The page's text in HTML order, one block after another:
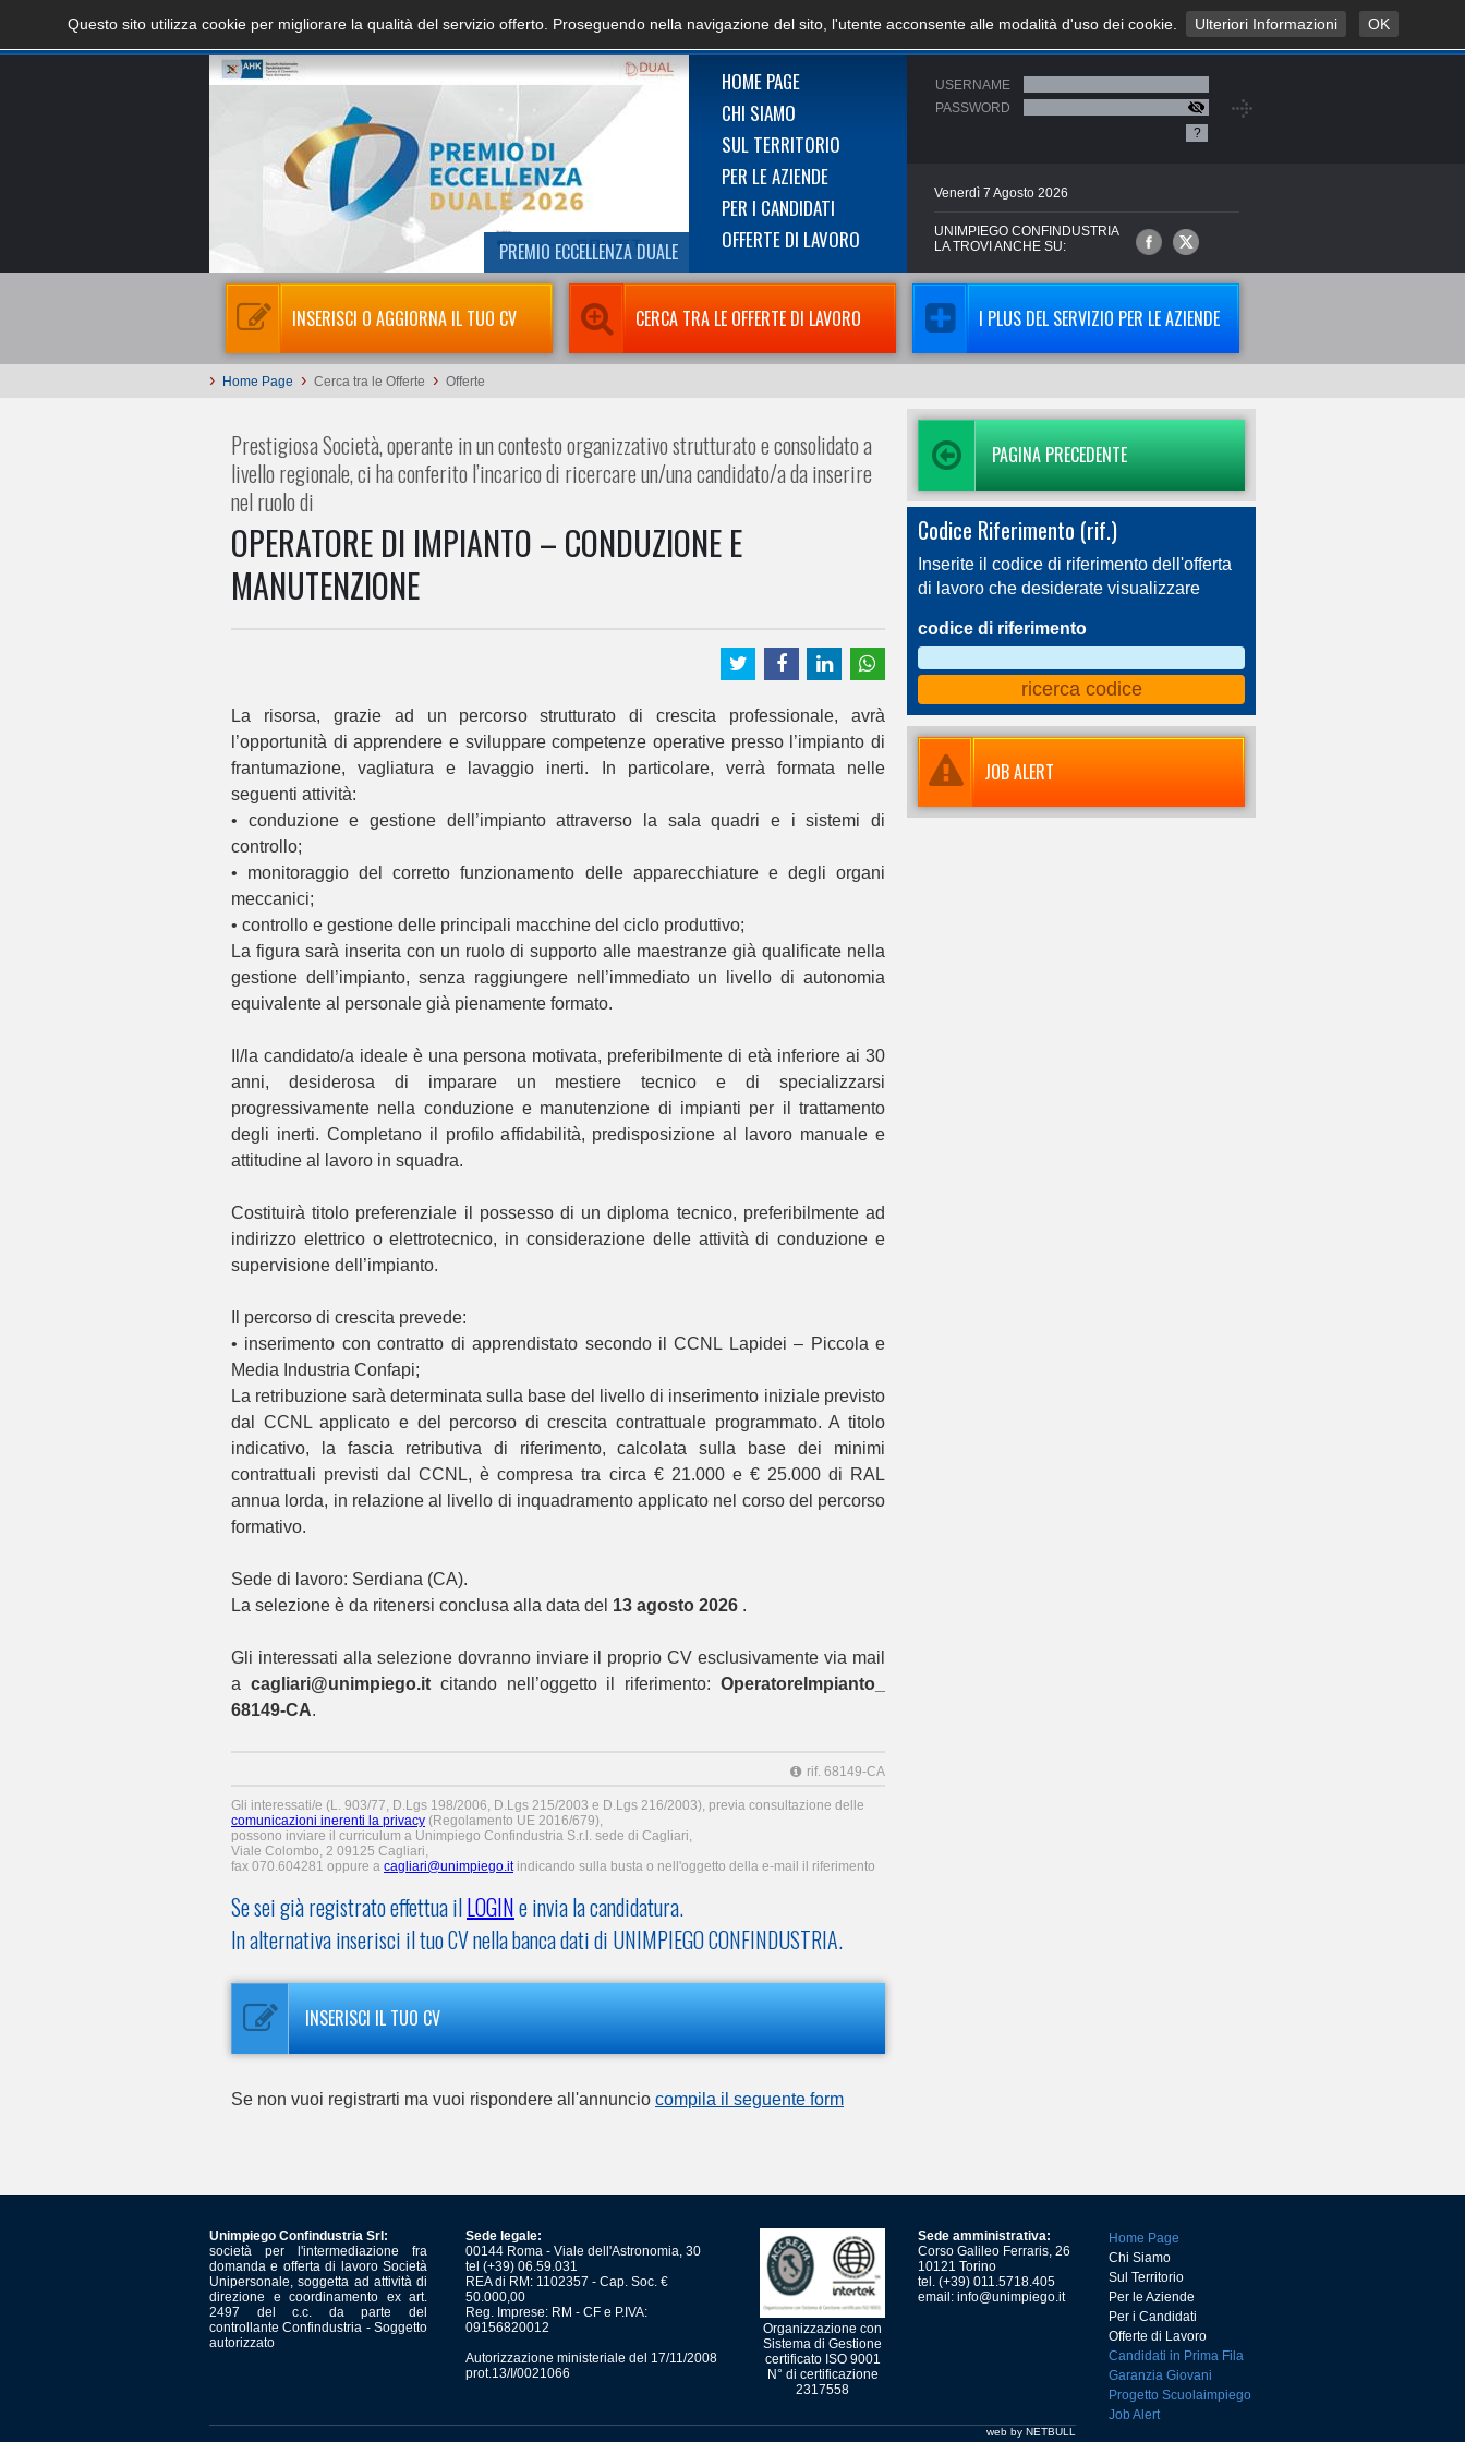
PREMIO ECCELLENZA DUALE
HOME PAGE
CHI SIAMO
SUL TERRITORIO
PER LE AZIENDE
PER I CANDIDATI
OFFERTE DI LAVORO
USERNAME
PASSWORD
?
Venerdì 7 Agosto 2026
UNIMPIEGO CONFINDUSTRIA
LA TROVI ANCHE SU:
INSERISCI O AGGIORNA IL TUO CV CERCA TRA LE OFFERTE DI LAVORO I PLUS DEL SERVIZIO PER LE AZIENDE
› Home Page › Cerca tra le Offerte › Offerte
Prestigiosa Società, operante in un contesto organizzativo strutturato e consolidato a
livello regionale, ci ha conferito l’incarico di ricercare un/una candidato/a da inserire
nel ruolo di
OPERATORE DI IMPIANTO – CONDUZIONE E
MANUTENZIONE
La risorsa, grazie ad un percorso strutturato di crescita professionale, avrà
l’opportunità di apprendere e sviluppare competenze operative presso l’impianto di
frantumazione, vagliatura e lavaggio inerti. In particolare, verrà formata nelle
seguenti attività:
• conduzione e gestione dell’impianto attraverso la sala quadri e i sistemi di
controllo;
• monitoraggio del corretto funzionamento delle apparecchiature e degli organi
meccanici;
• controllo e gestione delle principali macchine del ciclo produttivo;
La figura sarà inserita con un ruolo di supporto alle maestranze già qualificate nella
gestione dell’impianto, senza raggiungere nell’immediato un livello di autonomia
equivalente al personale già pienamente formato.
Il/la candidato/a ideale è una persona motivata, preferibilmente di età inferiore ai 30
anni, desiderosa di imparare un mestiere tecnico e di specializzarsi
progressivamente nella conduzione e manutenzione di impianti per il trattamento
degli inerti. Completano il profilo affidabilità, predisposizione al lavoro manuale e
attitudine al lavoro in squadra.
Costituirà titolo preferenziale il possesso di un diploma tecnico, preferibilmente ad
indirizzo elettrico o elettrotecnico, in considerazione delle attività di conduzione e
supervisione dell’impianto.
Il percorso di crescita prevede:
• inserimento con contratto di apprendistato secondo il CCNL Lapidei – Piccola e
Media Industria Confapi;
La retribuzione sarà determinata sulla base del livello di inserimento iniziale previsto
dal CCNL applicato e del percorso di crescita contrattuale programmato. A titolo
indicativo, la fascia retributiva di riferimento, calcolata sulla base dei minimi
contrattuali previsti dal CCNL, è compresa tra circa € 21.000 e € 25.000 di RAL
annua lorda, in relazione al livello di inquadramento applicato nel corso del percorso
formativo.
Sede di lavoro: Serdiana (CA).
La selezione è da ritenersi conclusa alla data del 13 agosto 2026 .
Gli interessati alla selezione dovranno inviare il proprio CV esclusivamente via mail
a cagliari@unimpiego.itcitando nell’oggetto il riferimento:OperatoreImpianto_
68149-CA.
rif. 68149-CA
Gli interessati/e (L. 903/77, D.Lgs 198/2006, D.Lgs 215/2003 e D.Lgs 216/2003), previa consultazione delle
comunicazioni inerenti la privacy (Regolamento UE 2016/679),
possono inviare il curriculum a Unimpiego Confindustria S.r.l. sede di Cagliari,
Viale Colombo, 2 09125 Cagliari,
fax 070.604281 oppure a cagliari@unimpiego.itindicando sulla busta o nell'oggetto della e-mail il riferimento
Se sei già registrato effettua ilLOGINe invia la candidatura.
In alternativa inserisci il tuo CV nella banca dati di UNIMPIEGO CONFINDUSTRIA.
INSERISCI IL TUO CV
Se non vuoi registrarti ma vuoi rispondere all'annuncio compila il seguente form
PAGINA PRECEDENTE
Codice Riferimento (rif.)
Inserite il codice di riferimento dell'offerta
di lavoro che desiderate visualizzare
codice di riferimento
JOB ALERT
Unimpiego Confindustria Srl:
società per l'intermediazione fra
domanda e offerta di lavoro Società
Unipersonale, soggetta ad attività di
direzione e coordinamento ex art.
2497 del c.c. da parte del
controllante Confindustria - Soggetto
autorizzato
Sede legale:
00144 Roma - Viale dell'Astronomia, 30
tel (+39) 06.59.031
REA di RM: 1102357 - Cap. Soc. €
50.000,00
Reg. Imprese: RM - CF e P.IVA:
09156820012
Autorizzazione ministeriale del 17/11/2008
prot.13/I/0021066
Organizzazione con
Sistema di Gestione
certificato ISO 9001
N° di certificazione
2317558
Sede amministrativa:
Corso Galileo Ferraris, 26
10121 Torino
tel. (+39) 011.5718.405
email: info@unimpiego.it
Home Page
Chi Siamo
Sul Territorio
Per le Aziende
Per i Candidati
Offerte di Lavoro
Candidati in Prima Fila
Garanzia Giovani
Progetto Scuolaimpiego
Job Alert
web by NETBULL
Questo sito utilizza cookie per migliorare la qualità del servizio offerto. Proseguendo nella navigazione del sito, l'utente acconsente alle modalità d'uso dei cookie. Ulteriori Informazioni OK